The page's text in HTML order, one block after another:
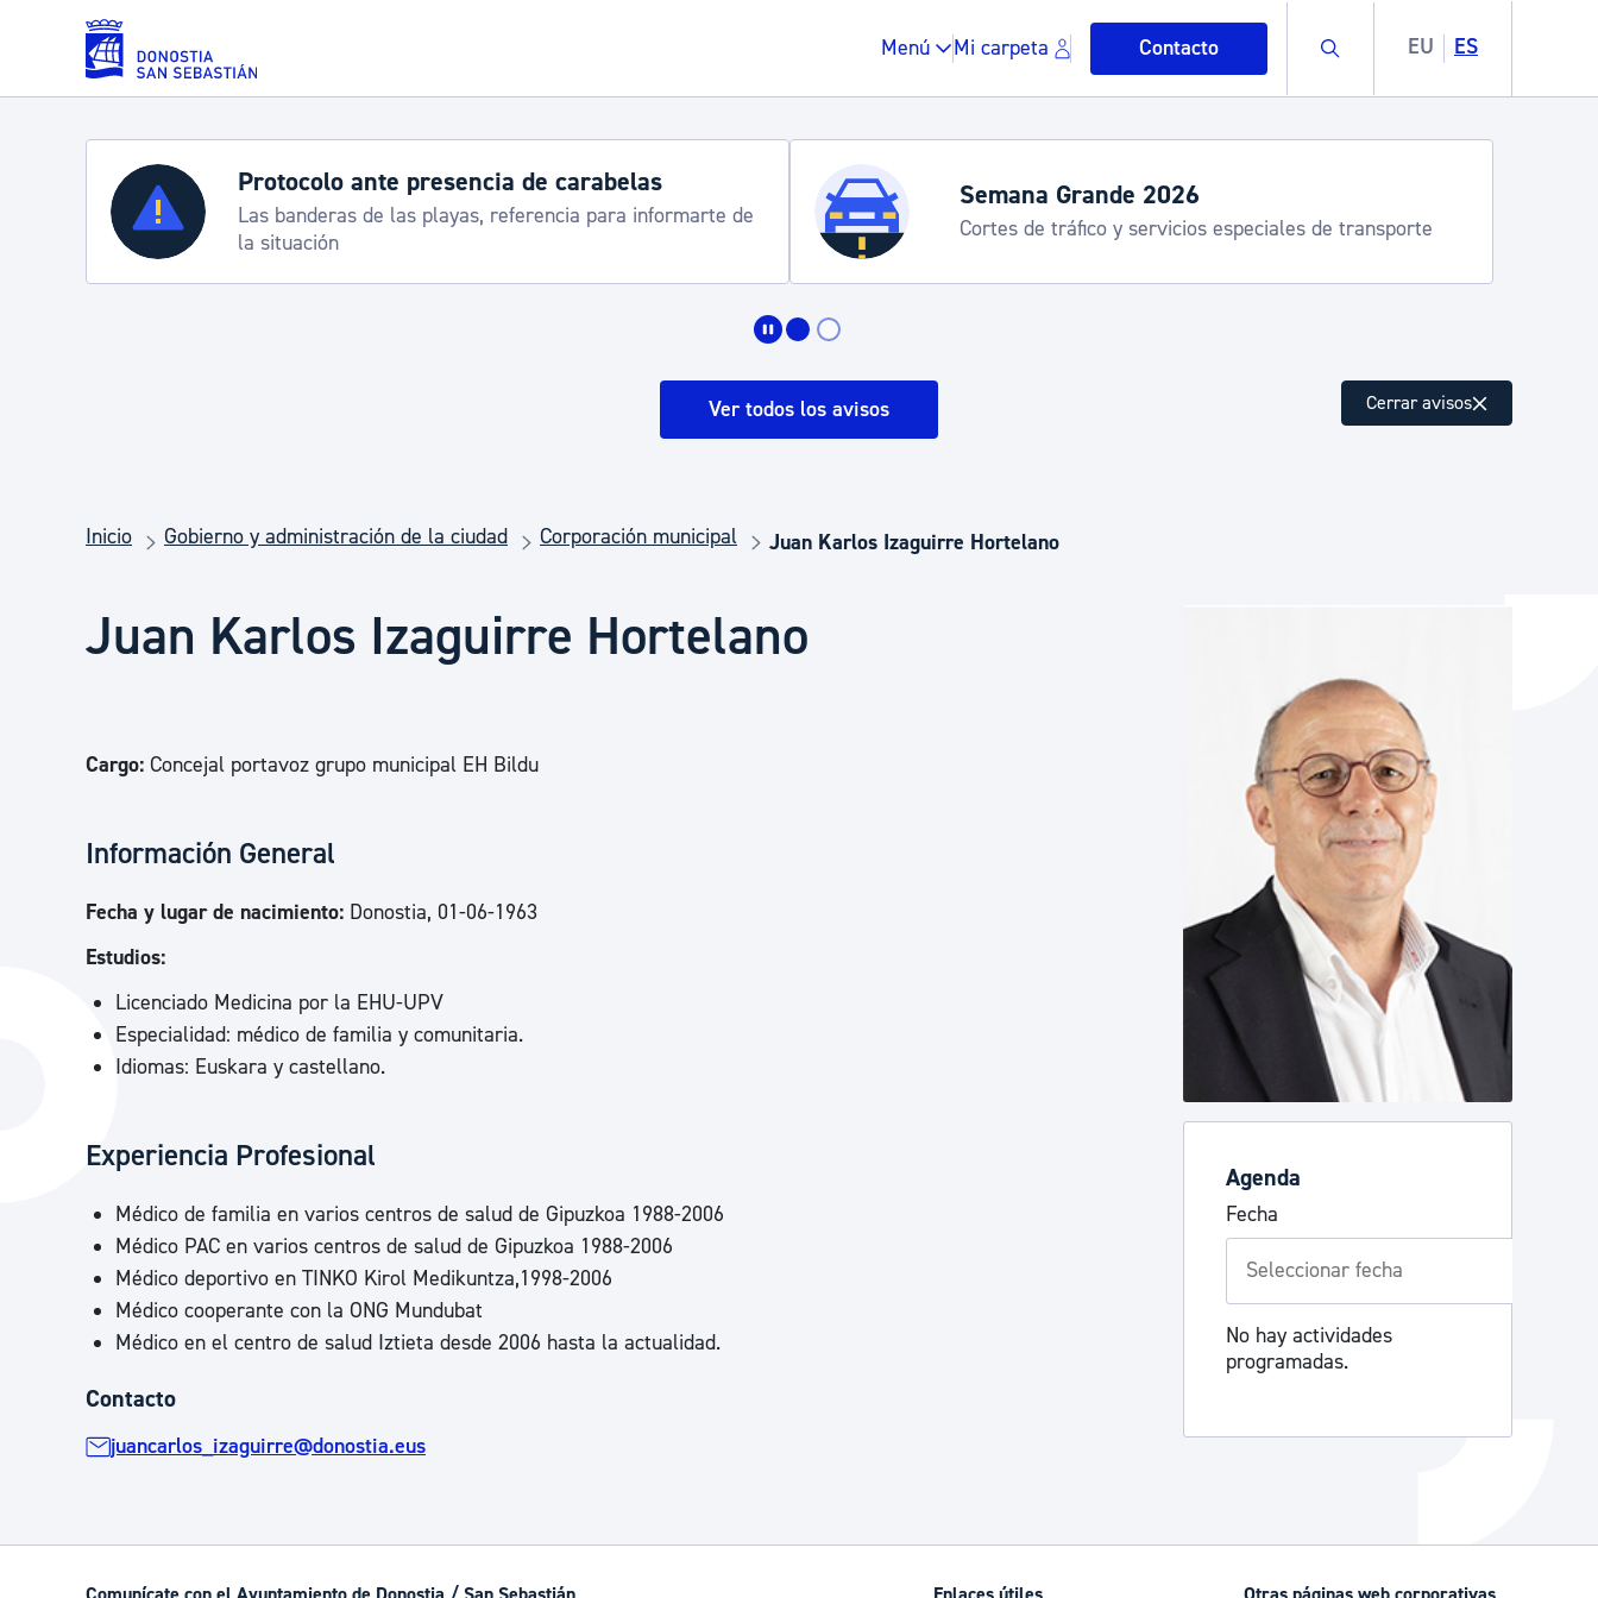
Saltar al contenido principal
Menú Mi carpeta Contacto Buscar EU ES
Servicios
Padrón y asuntos personales
Espacio público, residuos y medioambiente
Seguridad ciudadana y emergencias Euskera
Salud Pública, animales y consumo
Deporte
Descubre la ciudad
La ciudad futura
Agenda cultural
Catálogo de trámites
Ayuda a la tramitación
Protocolo ante presencia de carabelas
Las banderas de las playas, referencia para informarte de
la situación
Semana Grande 2026
Cortes de tráfico y servicios especiales de transporte
Ver todos los avisos Cerrar avisos
Inicio Gobierno y administración de la ciudad Corporación municipal Juan Karlos Izaguirre Hortelano
Juan Karlos Izaguirre Hortelano
Cargo: Concejal portavoz grupo municipal EH Bildu
Información General
Fecha y lugar de nacimiento: Donostia, 01-06-1963
Estudios:
Licenciado Medicina por la EHU-UPV
Especialidad: médico de familia y comunitaria.
Idiomas: Euskara y castellano.
Experiencia Profesional
Médico de familia en varios centros de salud de Gipuzkoa 1988-2006
Médico PAC en varios centros de salud de Gipuzkoa 1988-2006
Médico deportivo en TINKO Kirol Medikuntza,1998-2006
Médico cooperante con la ONG Mundubat
Médico en el centro de salud Iztieta desde 2006 hasta la actualidad.
Contacto
juancarlos_izaguirre@donostia.eus
Agenda
Fecha
No hay actividades
programadas.